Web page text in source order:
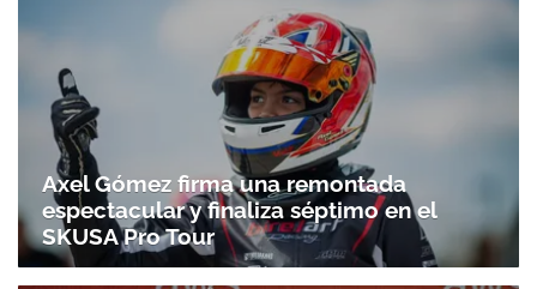
Axel Gómez firma una remontada
espectacular y finaliza séptimo en el
SKUSA Pro Tour